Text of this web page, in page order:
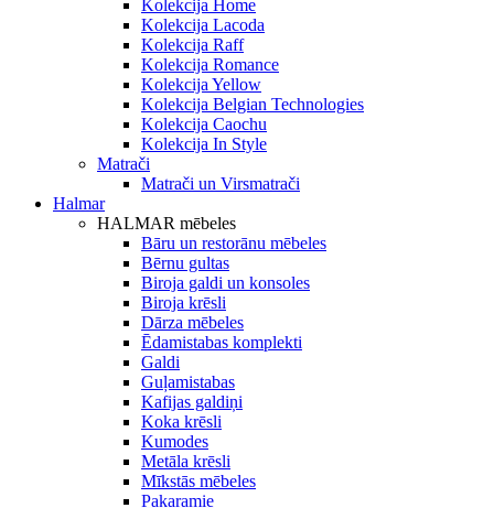
Kolekcija Home
Kolekcija Lacoda
Kolekcija Raff
Kolekcija Romance
Kolekcija Yellow
Kolekcija Belgian Technologies
Kolekcija Caochu
Kolekcija In Style
Matrači
Matrači un Virsmatrači
Halmar
HALMAR mēbeles
Bāru un restorānu mēbeles
Bērnu gultas
Biroja galdi un konsoles
Biroja krēsli
Dārza mēbeles
Ēdamistabas komplekti
Galdi
Guļamistabas
Kafijas galdiņi
Koka krēsli
Kumodes
Metāla krēsli
Mīkstās mēbeles
Pakaramie